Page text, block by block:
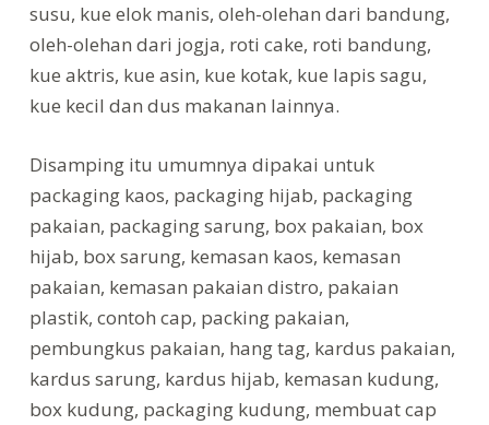
susu, kue elok manis, oleh-olehan dari bandung,
oleh-olehan dari jogja, roti cake, roti bandung,
kue aktris, kue asin, kue kotak, kue lapis sagu,
kue kecil dan dus makanan lainnya.
Disamping itu umumnya dipakai untuk
packaging kaos, packaging hijab, packaging
pakaian, packaging sarung, box pakaian, box
hijab, box sarung, kemasan kaos, kemasan
pakaian, kemasan pakaian distro, pakaian
plastik, contoh cap, packing pakaian,
pembungkus pakaian, hang tag, kardus pakaian,
kardus sarung, kardus hijab, kemasan kudung,
box kudung, packaging kudung, membuat cap